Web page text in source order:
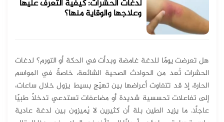
لدغات الحشرات: كيفية التعرف عليها
وعلاجها والوقاية منها؟
هل تعرضت يومًا للدغة غامضة وبدأت في الحكة أو التورم؟ لدغات
الحشرات تُعد من الحوادث الصحية الشائعة، خاصةً في المواسم
الحارة، إذ قد تتفاوت أعراضها بين تهيّج بسيط يزول خلال ساعات،
إلى تفاعلات تحسسية شديدة أو مضاعفات تستدعي تدخلاً طبيًا
عاجلًا. ما يزيد الطين بلة أن كثيرين لا يُميزون بين لدغة عادية